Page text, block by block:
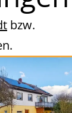
bzw.